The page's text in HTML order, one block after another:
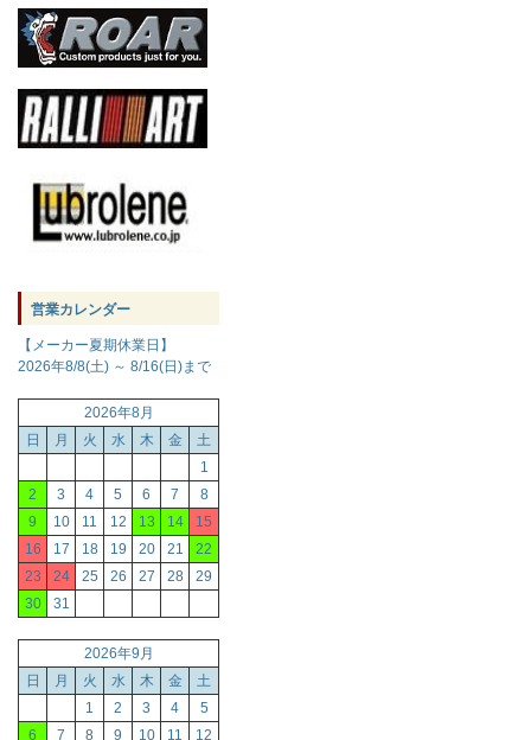
営業カレンダー
【メーカー夏期休業日】
2026年8/8(土) ～ 8/16(日)まで
2026年8月
日
月 火 水 木 金
土
1
2
3 4 5 6 7
8
9
10 11 12 13 14
15
16
17 18 19 20 21
22
23
24 25 26 27 28
29
30
31
2026年9月
日
月 火 水 木 金
土
1
2 3 4
5
6
7 8 9 10 11
12